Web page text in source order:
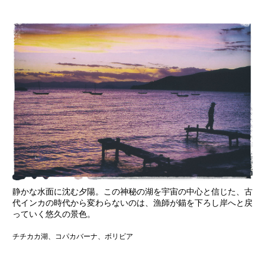
静かな水面に沈む夕陽。この神秘の湖を宇宙の中心と信じた、古
代インカの時代から変わらないのは、漁師が錨を下ろし岸へと戻
っていく悠久の景色。
チチカカ湖、コパカバーナ、ボリビア